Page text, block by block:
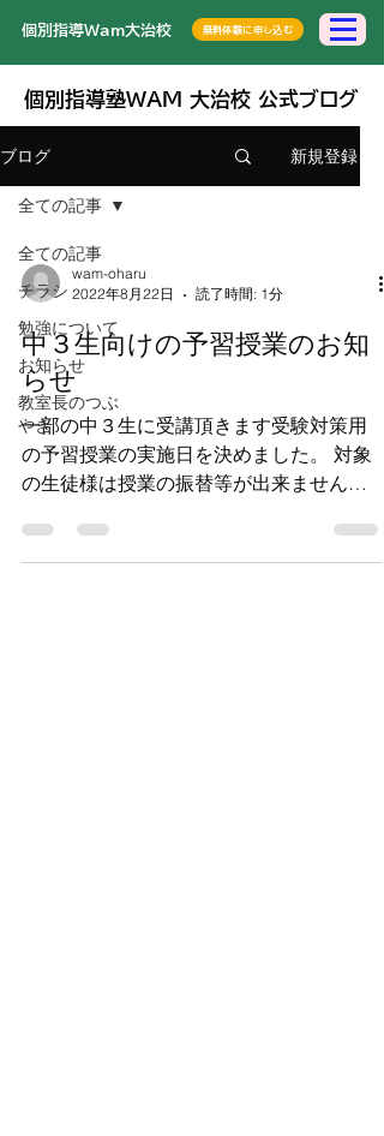
​個別指導Wam大治校 無料体験に申し込む
個別指導塾WAM 大治校 公式ブログ
ブログ 新規登録
全ての記事
チラシ
勉強について
お知らせ
教室長のつぶ
やき
全ての記事
wam-oharu
2022年8月22日
読了時間: 1分
中３生向けの予習授業のお知
らせ
一部の中３生に受講頂きます受験対策用
の予習授業の実施日を決めました。 対象
の生徒様は授業の振替等が出来ませんの
致します。